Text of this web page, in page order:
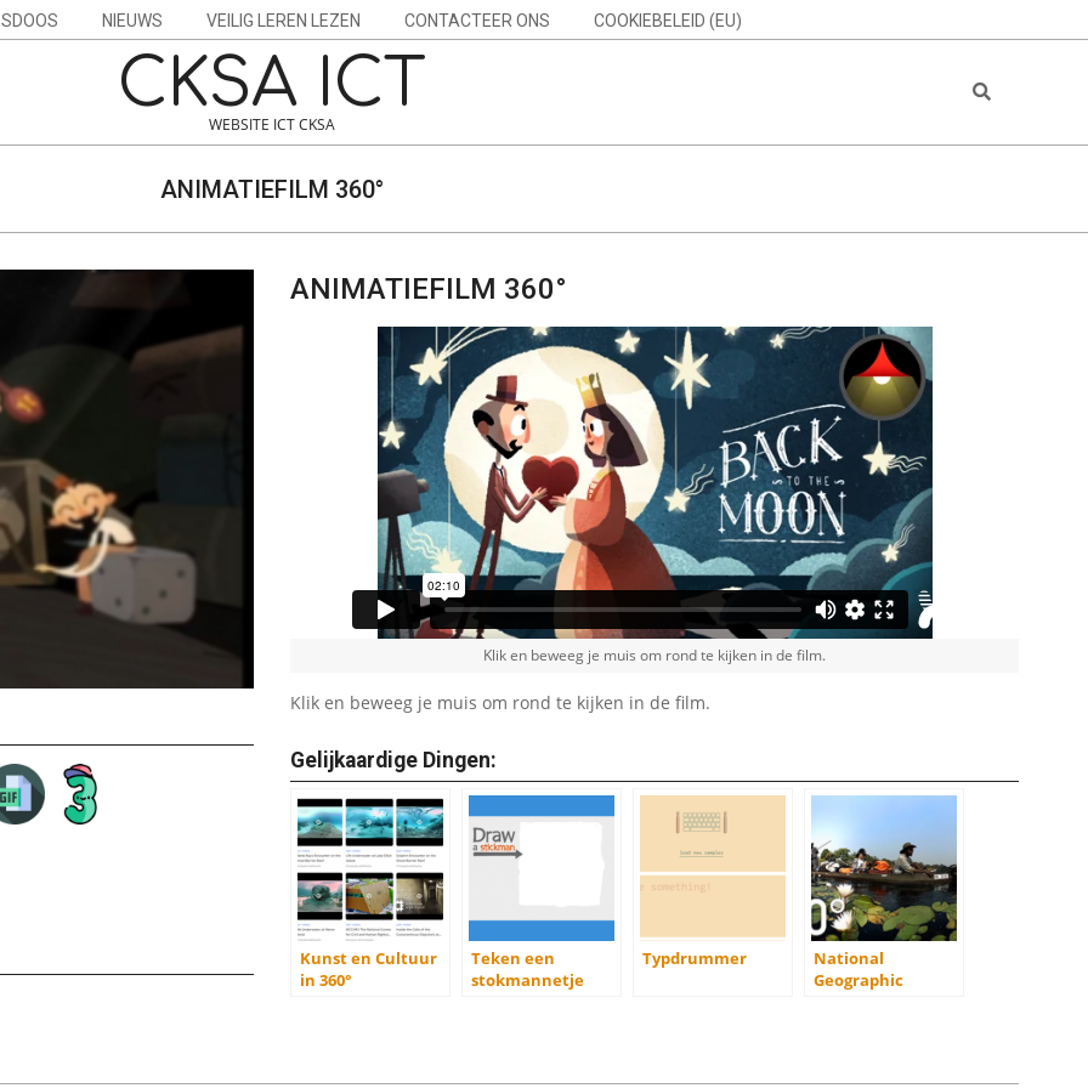
NIEUWS VEILIG LEREN LEZEN CONTACTEER ONS COOKIEBELEID (EU)
CKSA ICT
WEBSITE ICT CKSA
Search
ANIMATIEFILM 360°
ANIMATIEFILM 360°
Klik en beweeg je muis om rond te kijken in de film.
Klik en beweeg je muis om rond te kijken in de film.
Gelijkaardige Dingen:
Kunst en Cultuur
in 360°
Teken een
stokmannetje
Typdrummer
National
Geographic